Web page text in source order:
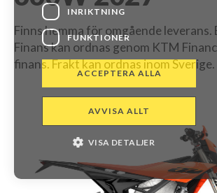
Finns hemma för omgående leverans.
Finans kan ordnas genom KTM
finans. Frakt kan ordnas inom Sverige.
INRIKTNING
FUNKTIONER
ACCEPTERA ALLA
AVVISA ALLT
VISA DETALJER